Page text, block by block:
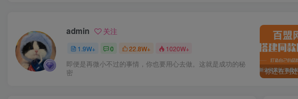
admin 关注
1.9W+ 0 22.8W+ 1020W+
即便是再微小不过的事情，你也要用心去做。这就是成功的秘
密